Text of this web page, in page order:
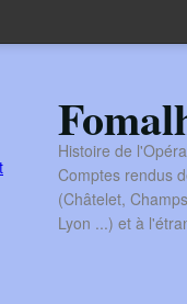
Histoire de
Comptes rendus
(Châtelet,
Lyon ...) et à